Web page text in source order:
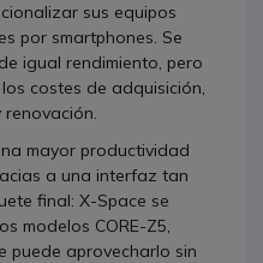
sus equipos
por smartphones. Se
igual rendimiento, pero
costes de adquisición,
renovación.
mayor productividad
a una interfaz tan
final: X-Space se
modelos CORE-Z5,
puede aprovecharlo sin